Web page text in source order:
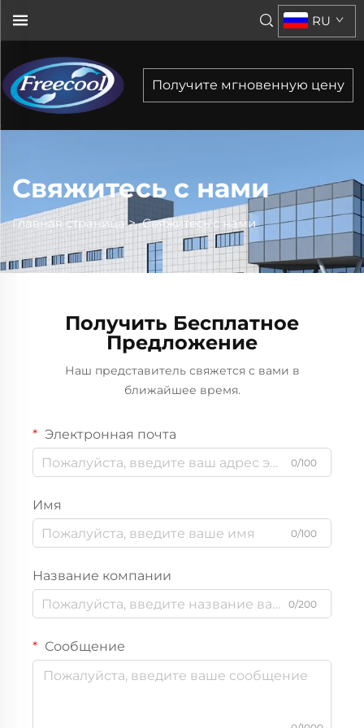
RU
Получите мгновенную цену
Свяжитесь с нами
Главная страница>Свяжитесь с нами
Получить Бесплатное
Предложение
Наш представитель свяжется с вами в
ближайшее время.
Электронная почта
0/100
Имя
0/100
Название компании
0/200
Сообщение